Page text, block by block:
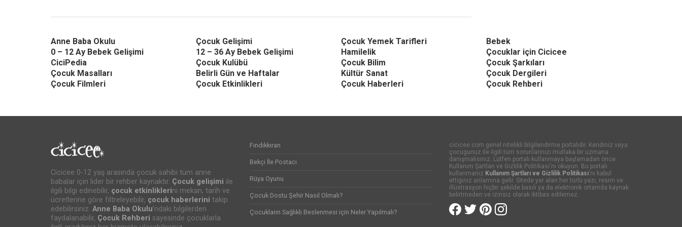
Anne Baba Okulu Çocuk Gelişimi Çocuk Yemek Tarifleri
Bebek
0 – 12 Ay Bebek Gelişimi
12 – 36 Ay Bebek Gelişimi Hamilelik
Çocuklar için Cicicee
CiciPedia
Çocuk Kulübü Çocuk Bilim
Çocuk Şarkıları
Çocuk Masalları
Belirli Gün ve Haftalar Kültür Sanat
Çocuk Dergileri
Çocuk Filmleri
Çocuk Etkinlikleri Çocuk Haberleri Çocuk Rehberi
Cicicee 0-12 yaş arasında çocuk sahibi tüm anne
babalar için lider bir rehber kaynaktır. Çocuk gelişimi ile
ilgili bilgi edinebilir, çocuk etkinliklerini mekan, tarih ve
ücretlerine göre filtreleyebilir, çocuk haberlerini takip
edebilirsiniz. Anne Baba Okulu’ndaki bilgilerden
faydalanabilir, Çocuk Rehberi sayesinde çocuklarla
Fındıkkıran
Bekçi İle Postacı
Rüya Oyunu
Çocuk Dostu Şehir Nasıl Olmalı?
Çocukların Sağlıklı Beslenmesi için Neler Yapılmalı?
cicicee.com genel nitelikli bilgilendirme portalıdır. Kendiniz veya
çocugunuz ile ilgili tüm sorunlarınızı mutlaka bir uzmana
danışmalısınız. Lütfen portalı kullanmaya başlamadan önce
Kullanım Şartları ve Gizlilik Politikası'nı okuyun. Bu portalı
kullanmanız Kullanım Şartları ve Gizlilik Politikası'nı kabul
ettiğiniz anlamına gelir. Sitede yer alan her türlü yazı, resim ve
illüstrasyon hiçbir şekilde basılı ya da elektronik ortamda kaynak
belirtmeden ve izinsiz olarak iktibas edilemez.